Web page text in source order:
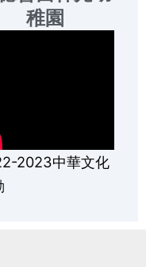
稚園
2023中華文化